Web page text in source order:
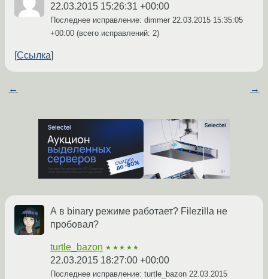
22.03.2015 15:26:31 +00:00
Последнее исправление: dimmer 22.03.2015 15:35:05
+00:00 (всего исправлений: 2)
Ссылка
← →
А в binary режиме работает? Filezilla не
пробовал?
turtle_bazon ★★★★★
22.03.2015 18:27:00 +00:00
Последнее исправление: turtle_bazon 22.03.2015